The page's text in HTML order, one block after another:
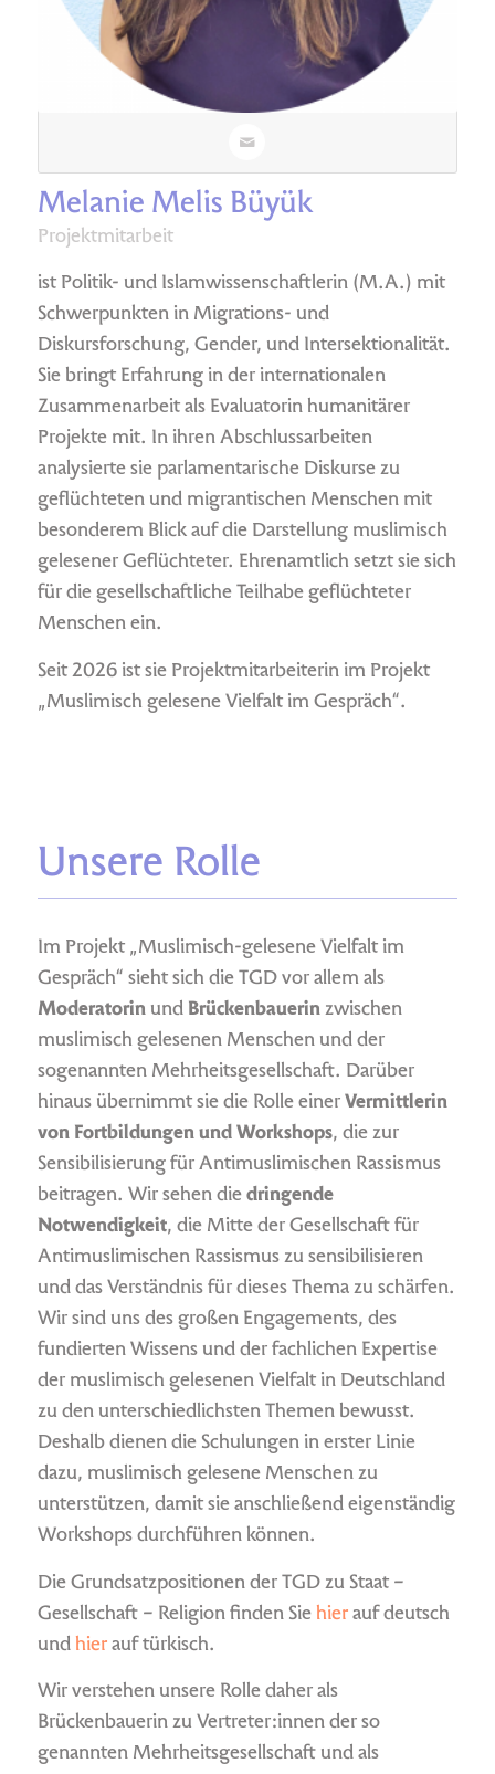
Melanie Melis Büyük
Projektmitarbeit
ist Politik- und Islamwissenschaftlerin (M.A.) mit
Schwerpunkten in Migrations- und
Diskursforschung, Gender, und Intersektionalität.
Sie bringt Erfahrung in der internationalen
Zusammenarbeit als Evaluatorin humanitärer
Projekte mit. In ihren Abschlussarbeiten
analysierte sie parlamentarische Diskurse zu
geflüchteten und migrantischen Menschen mit
besonderem Blick auf die Darstellung muslimisch
gelesener Geflüchteter. Ehrenamtlich setzt sie sich
für die gesellschaftliche Teilhabe geflüchteter
Menschen ein.
Seit 2026 ist sie Projektmitarbeiterin im Projekt
„Muslimisch gelesene Vielfalt im Gespräch“.
Unsere Rolle
Im Projekt „Muslimisch-gelesene Vielfalt im
Gespräch“ sieht sich die TGD vor allem als
Moderatorinund Brückenbauerinzwischen
muslimisch gelesenen Menschen und der
sogenannten Mehrheitsgesellschaft. Darüber
hinaus übernimmt sie die Rolle einer Vermittlerin
von Fortbildungen und Workshops, die zur
Sensibilisierung für Antimuslimischen Rassismus
beitragen. Wir sehen die dringende
Notwendigkeit, die Mitte der Gesellschaft für
Antimuslimischen Rassismus zu sensibilisieren
und das Verständnis für dieses Thema zu schärfen.
Wir sind uns des großen Engagements, des
fundierten Wissens und der fachlichen Expertise
der muslimisch gelesenen Vielfalt in Deutschland
zu den unterschiedlichsten Themen bewusst.
Deshalb dienen die Schulungen in erster Linie
dazu, muslimisch gelesene Menschen zu
unterstützen, damit sie anschließend eigenständig
Workshops durchführen können.
Die Grundsatzpositionen der TGD zu Staat –
Gesellschaft – Religion finden Sie hierauf deutsch
und hierauf türkisch.
Wir verstehen unsere Rolle daher als
Brückenbauerin zu Vertreter:innen der so
genannten Mehrheitsgesellschaft und als